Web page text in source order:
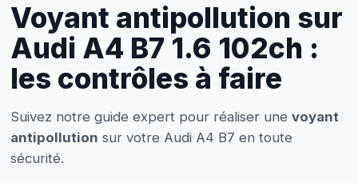
Voyant antipollution sur
Audi A4 B7 1.6 102ch :
les contrôles à faire
Suivez notre guide expert pour réaliser une voyant
antipollution sur votre Audi A4 B7 en toute
sécurité.